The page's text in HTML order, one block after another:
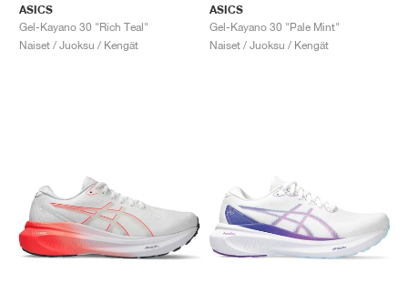
ASICS
Gel-Kayano 30 "Rich Teal"
Naiset / Juoksu / Kengät
ASICS
Gel-Kayano 30 "Pale Mint"
Naiset / Juoksu / Kengät